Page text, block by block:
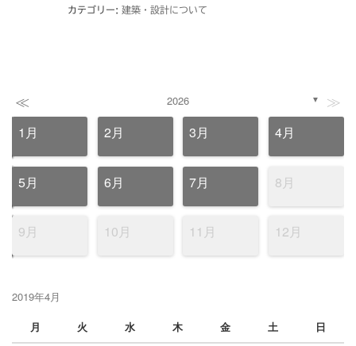
カテゴリー: 建築・設計について
≪ 2026 ▼ ≫
1月 2月 3月 4月
5月 6月 7月 8月
9月 10月 11月 12月
2019年4月
月
火 水 木 金 土 日